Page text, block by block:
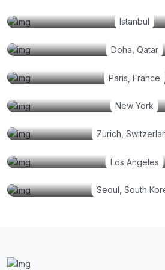
Istanbul
Doha, Qatar
Paris, France
New York
Zurich,
Los Angeles
Seoul, South